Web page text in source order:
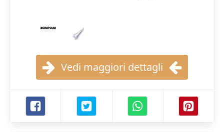
Vedi maggiori dettagli